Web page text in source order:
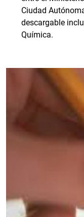
Ciudad
descargable
Química.